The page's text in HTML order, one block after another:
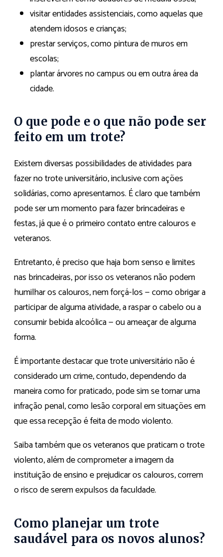
visitar entidades assistenciais, como aquelas que
atendem idosos e crianças;
prestar serviços, como pintura de muros em
escolas;
plantar árvores no campus ou em outra área da
cidade.
O que pode e o que não pode ser
feito em um trote?
Existem diversas possibilidades de atividades para
fazer no trote universitário, inclusive com ações
solidárias, como apresentamos. É claro que também
pode ser um momento para fazer brincadeiras e
festas, já que é o primeiro contato entre calouros e
veteranos.
Entretanto, é preciso que haja bom senso e limites
nas brincadeiras, por isso os veteranos não podem
humilhar os calouros, nem forçá-los — como obrigar a
participar de alguma atividade, a raspar o cabelo ou a
consumir bebida alcoólica — ou ameaçar de alguma
forma.
É importante destacar que trote universitário não é
considerado um crime, contudo, dependendo da
maneira como for praticado, pode sim se tornar uma
infração penal, como lesão corporal em situações em
que essa recepção é feita de modo violento.
Saiba também que os veteranos que praticam o trote
violento, além de comprometer a imagem da
instituição de ensino e prejudicar os calouros, correm
o risco de serem expulsos da faculdade.
Como planejar um trote
saudável para os novos alunos?